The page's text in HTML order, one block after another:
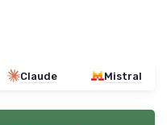
Claude Mistral